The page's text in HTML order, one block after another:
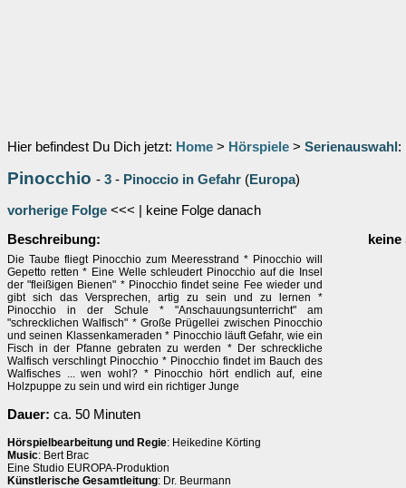
Hier befindest Du Dich jetzt: Home > Hörspiele > Serienauswahl :
Pinocchio - 3 - Pinoccio in Gefahr (Europa)
vorherige Folge <<< | keine Folge danach
Beschreibung:
Die Taube fliegt Pinocchio zum Meeresstrand * Pinocchio will
Gepetto retten * Eine Welle schleudert Pinocchio auf die Insel
der "fleißigen Bienen" * Pinocchio findet seine Fee wieder und
gibt sich das Versprechen, artig zu sein und zu lernen *
Pinocchio in der Schule * "Anschauungsunterricht" am
"schrecklichen Walfisch" * Große Prügellei zwischen Pinocchio
und seinen Klassenkameraden * Pinocchio läuft Gefahr, wie ein
Fisch in der Pfanne gebraten zu werden * Der schreckliche
Walfisch verschlingt Pinocchio * Pinocchio findet im Bauch des
Walfisches ... wen wohl? * Pinocchio hört endlich auf, eine
Holzpuppe zu sein und wird ein richtiger Junge
Dauer: ca. 50 Minuten
Hörspielbearbeitung und Regie: Heikedine Körting
Music: Bert Brac
Eine Studio EUROPA-Produktion
Künstlerische Gesamtleitung: Dr. Beurmann